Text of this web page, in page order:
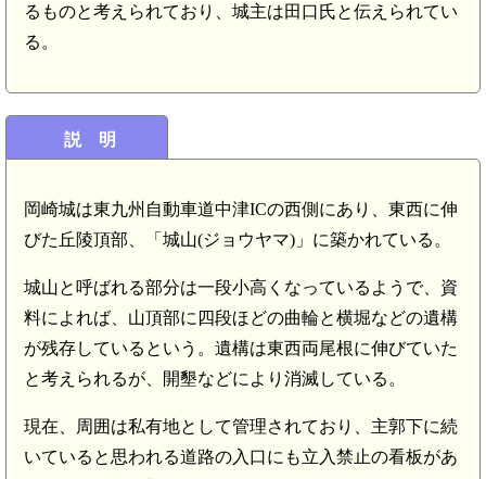
るものと考えられており、城主は田口氏と伝えられてい
る。
説 明
岡崎城は東九州自動車道中津ICの西側にあり、東西に伸
びた丘陵頂部、「城山(ジョウヤマ)」に築かれている。
城山と呼ばれる部分は一段小高くなっているようで、資
料によれば、山頂部に四段ほどの曲輪と横堀などの遺構
が残存しているという。遺構は東西両尾根に伸びていた
と考えられるが、開墾などにより消滅している。
現在、周囲は私有地として管理されており、主郭下に続
いていると思われる道路の入口にも立入禁止の看板があ